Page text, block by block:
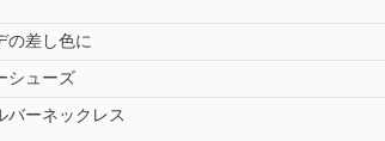
の差し色に
シューズ
バーネックレス